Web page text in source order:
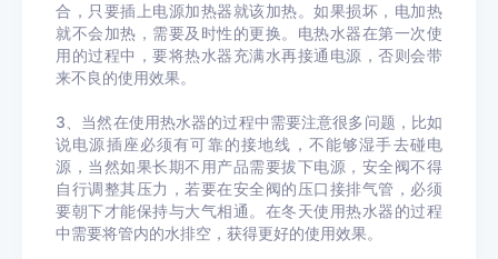
合，只要插上电源加热器就该加热。如果损坏，电加热
就不会加热，需要及时性的更换。电热水器在第一次使
用的过程中，要将热水器充满水再接通电源，否则会带
来不良的使用效果。
3、当然在使用热水器的过程中需要注意很多问题，比如
说电源插座必须有可靠的接地线，不能够湿手去碰电
源，当然如果长期不用产品需要拔下电源，安全阀不得
自行调整其压力，若要在安全阀的压口接排气管，必须
要朝下才能保持与大气相通。在冬天使用热水器的过程
中需要将管内的水排空，获得更好的使用效果。